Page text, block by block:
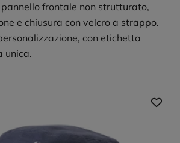
frontale non strutturato,
e chiusura con velcro a strappo.
con etichetta
unica.